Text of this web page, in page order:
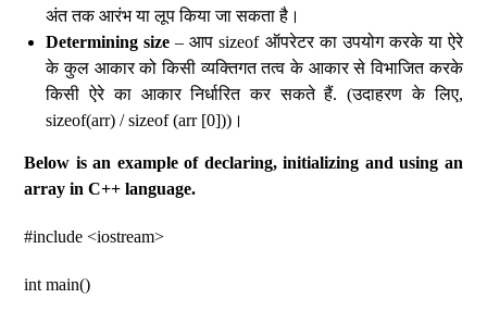
अंत तक आरंभ या लूप किया जा सकता है।
Determining size – आप sizeof ऑपरेटर का उपयोग करके या ऐरे
के कुल आकार को किसी व्यक्तिगत तत्व के आकार से विभाजित करके
किसी ऐरे का आकार निर्धारित कर सकते हैं. (उदाहरण के लिए,
sizeof(arr) / sizeof (arr [0]))।
Below is an example of declaring, initializing and using an
array in C++ language.
#include <iostream>
int main()